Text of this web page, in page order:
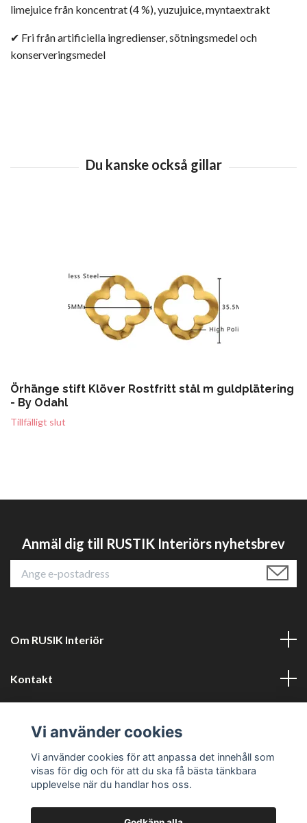
limejuice från koncentrat (4 %), yuzujuice, myntaextrakt
✔ Fri från artificiella ingredienser, sötningsmedel och
konserveringsmedel
Örhänge stift Klöver Rostfritt stål m guldplätering
- By Odahl
Tillfälligt slut
Anmäl dig till RUSTIK Interiörs nyhetsbrev
Om RUSIK Interiör
Kontakt
Sociala medier
Vi använder cookies
Vi använder cookies för att anpassa det innehåll som
visas för dig och för att du ska få bästa tänkbara
upplevelse när du handlar hos oss.